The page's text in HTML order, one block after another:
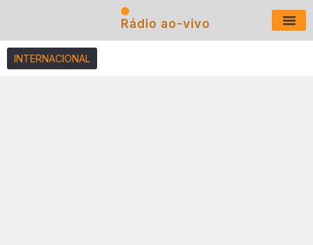
Rádio ao-vivo
INTERNACIONAL